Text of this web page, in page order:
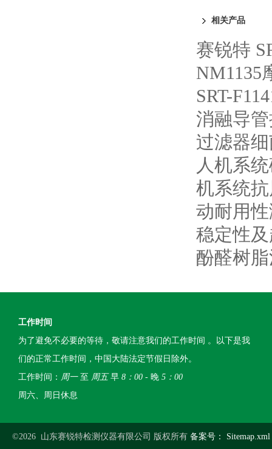
相关产品
赛锐特
NM1135
SRT-
消融导
过滤器
人机系
机系统
动耐用
稳定性
酚醛树
工作时间
为了避免不必要的等待，敬请注意我们的工作时间 。以下是我
们的正常工作时间，中国大陆法定节假日除外。
工作时间： 周一至 周五早 8：00 - 晚 5：00
周六、周日休息
©2026 山东赛锐特检测仪器有限公司 版权所有 备案号： Sitemap.xml